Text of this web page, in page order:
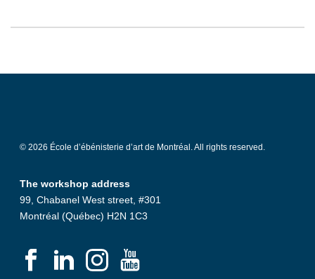
© 2026 École d’ébénisterie d’art de Montréal. All rights reserved.
The workshop address
99, Chabanel West street, #301
Montréal (Québec) H2N 1C3